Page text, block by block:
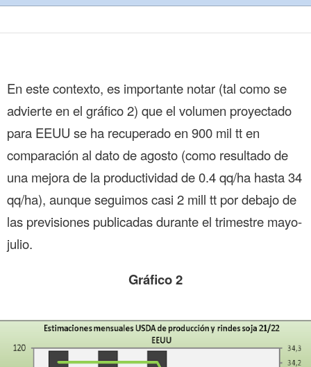
En este contexto, es importante notar (tal como se
advierte en el gráfico 2) que el volumen proyectado
para EEUU se ha recuperado en 900 mil tt en
comparación al dato de agosto (como resultado de
una mejora de la productividad de 0.4 qq/ha hasta 34
qq/ha), aunque seguimos casi 2 mill tt por debajo de
las previsiones publicadas durante el trimestre mayo-
julio.
Gráfico 2